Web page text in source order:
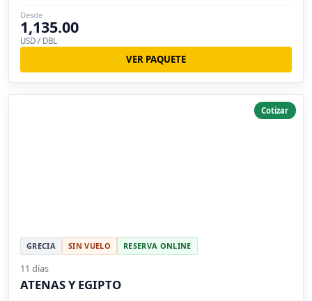
Desde
1,135.00
USD / DBL
VER PAQUETE
Cotizar
GRECIA SIN VUELO RESERVA ONLINE
11 días
ATENAS Y EGIPTO